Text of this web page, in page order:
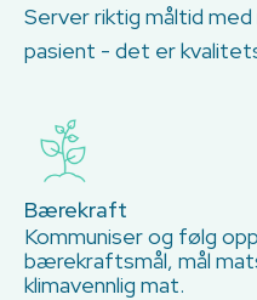
Server riktig måltid
pasient - det er
Bærekraft
Kommuniser og følg
bærekraftsmål, mål
klimavennlig mat.